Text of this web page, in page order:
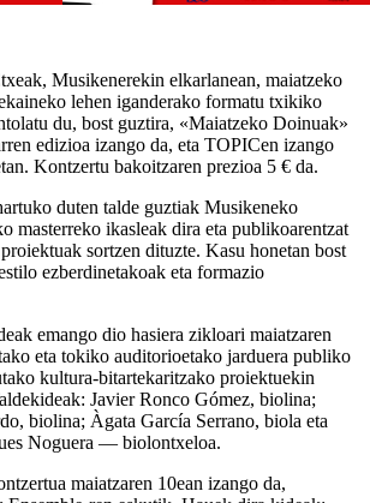
Musikenerekin elkarlanean, maiatzeko
lehen iganderako formatu txikiko
du, bost guztira, «Maiatzeko Doinuak»
edizioa izango da, eta TOPICen izango
Kontzertu bakoitzaren prezioa 5 € da.
duten talde guztiak Musikeneko
masterreko ikasleak dira eta publikoarentzat
sortzen dituzte. Kasu honetan bost
ezberdinetakoak eta formazio
emango dio hasiera zikloari maiatzaren
eta tokiko auditorioetako jarduera publiko
kultura-bitartekaritzako proiektuekin
Javier Ronco Gómez, biolina;
biolina; Àgata García Serrano, biola eta
Noguera — biolontxeloa.
maiatzaren 10ean izango da,